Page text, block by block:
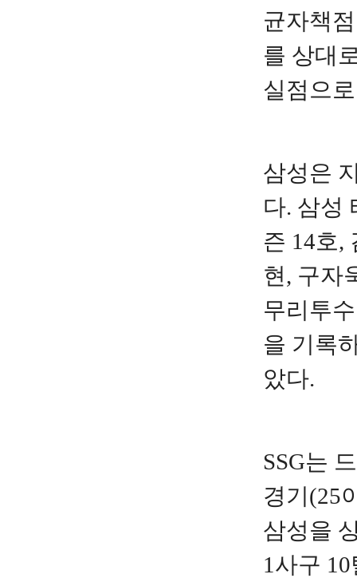
균자책
를 상대
실점으
삼성은
다. 삼성
즌 14호,
현, 구자
무리투
을 기록
았다.
SSG는
경기(25
삼성을
1사구